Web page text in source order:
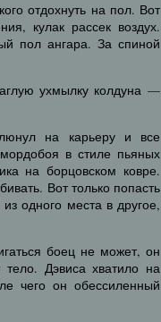
отдохнуть на пол. Вот
кулак рассек воздух.
пол ангара. За спиной
ухмылку колдуна —
на карьеру и все
в стиле пьяных
на борцовском ковре.
Вот только попасть
одного места в другое,
боец не может, он
Дэвиса хватило на
чего он обессиленный